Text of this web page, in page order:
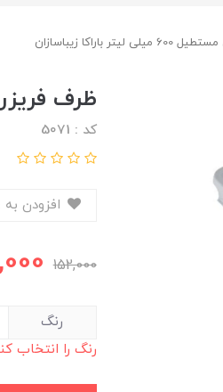
باراکا زیباسازان
ظرف فریزری مستطیل
کد : 5071
152,000
رنگ
رنگ را انتخاب